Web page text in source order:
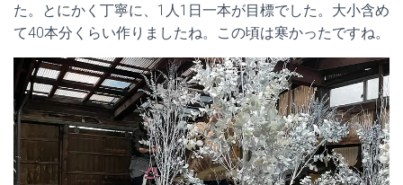
た。とにかく丁寧に、1人1日一本が目標でした。大小含め
て40本分くらい作りましたね。この頃は寒かったですね。